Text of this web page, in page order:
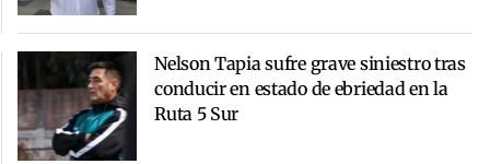
Nelson Tapia sufre grave siniestro tras
conducir en estado de ebriedad en la
Ruta 5 Sur